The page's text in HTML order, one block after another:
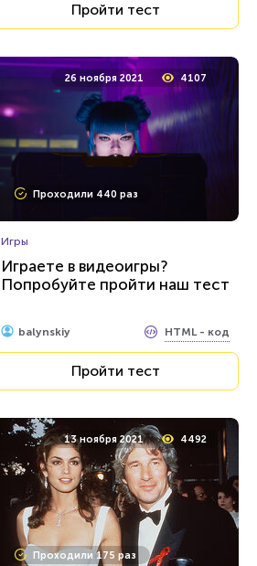
Пройти тест
26 ноября 2021 4107
Проходили 440 раз
Игры
Играете в видеоигры?
Попробуйте пройти наш тест
balynskiy HTML - код
Пройти тест
13 ноября 2021 4492
Проходили 175 раз